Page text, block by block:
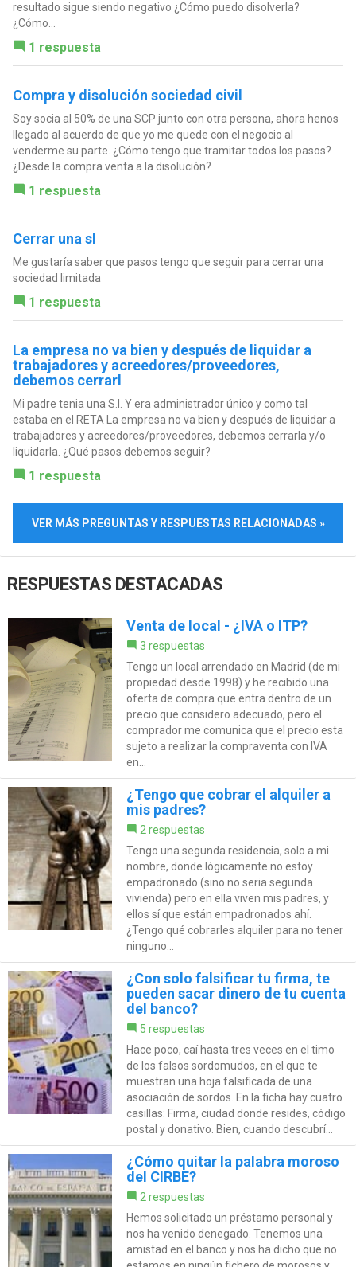
resultado sigue siendo negativo ¿Cómo puedo disolverla?
¿Cómo...
1 respuesta
Compra y disolución sociedad civil
Soy socia al 50% de una SCP junto con otra persona, ahora henos
llegado al acuerdo de que yo me quede con el negocio al
venderme su parte. ¿Cómo tengo que tramitar todos los pasos?
¿Desde la compra venta a la disolución?
1 respuesta
Cerrar una sl
Me gustaría saber que pasos tengo que seguir para cerrar una
sociedad limitada
1 respuesta
La empresa no va bien y después de liquidar a
trabajadores y acreedores/proveedores,
debemos cerrarl
Mi padre tenia una S.l. Y era administrador único y como tal
estaba en el RETA La empresa no va bien y después de liquidar a
trabajadores y acreedores/proveedores, debemos cerrarla y/o
liquidarla. ¿Qué pasos debemos seguir?
1 respuesta
VER MÁS PREGUNTAS Y RESPUESTAS RELACIONADAS »
RESPUESTAS DESTACADAS
Venta de local - ¿IVA o ITP?
3 respuestas
Tengo un local arrendado en Madrid (de mi
propiedad desde 1998) y he recibido una
oferta de compra que entra dentro de un
precio que considero adecuado, pero el
comprador me comunica que el precio esta
sujeto a realizar la compraventa con IVA
en...
¿Tengo que cobrar el alquiler a
mis padres?
2 respuestas
Tengo una segunda residencia, solo a mi
nombre, donde lógicamente no estoy
empadronado (sino no seria segunda
vivienda) pero en ella viven mis padres, y
ellos sí que están empadronados ahí.
¿Tengo qué cobrarles alquiler para no tener
ninguno...
¿Con solo falsificar tu firma, te
pueden sacar dinero de tu cuenta
del banco?
5 respuestas
Hace poco, caí hasta tres veces en el timo
de los falsos sordomudos, en el que te
muestran una hoja falsificada de una
asociación de sordos. En la ficha hay cuatro
casillas: Firma, ciudad donde resides, código
postal y donativo. Bien, cuando descubrí...
¿Cómo quitar la palabra moroso
del CIRBE?
2 respuestas
Hemos solicitado un préstamo personal y
nos ha venido denegado. Tenemos una
amistad en el banco y nos ha dicho que no